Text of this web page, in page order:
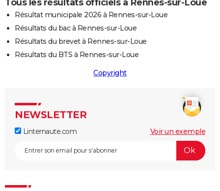
Tous les résultats officiels à Rennes-sur-Loue
Résultat municipale 2026 à Rennes-sur-Loue
Résultats du bac à Rennes-sur-Loue
Résultats du brevet à Rennes-sur-Loue
Résultats du BTS à Rennes-sur-Loue
Copyright
NEWSLETTER
Linternaute.com Voir un exemple